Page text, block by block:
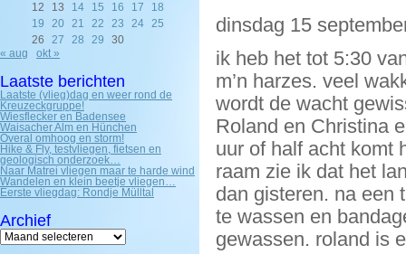
12
13 14 15 16 17
18
19
20 21 22 23 24
25
26
27 28 29
30
« aug
okt »
Laatste berichten
Laatste (vlieg)dag en weer rond de
Kreuzeckgruppe!
Wiesflecker en Badensee
Waisacher Alm en Hünchen
Overal omhoog en storm!
Hike & Fly, testvliegen, fietsen en
geologisch onderzoek…
Naar Matrei vliegen maar te harde wind
Wandelen en klein beetje vliegen…
Eerste vliegdag: Rondje Mülltal
Archief
Archief
dinsdag 15
ik heb het tot 5:30
m’n harzes. veel
wordt de wacht
Roland en Christina
uur of half acht komt
raam zie ik dat het
dan gisteren. na een
te wassen en
gewassen. roland is